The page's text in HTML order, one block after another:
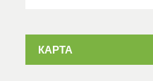
КАРТА